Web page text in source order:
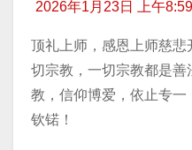
2026年1月23日 上午8:59
顶礼上师，感恩上师慈
切宗教，一切宗教都是
教，信仰博爱，依止专
钦锘！